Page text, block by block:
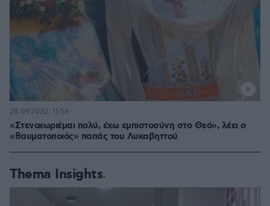
«Στενοχωριέμαι πολύ, έχω εμπιστοσύνη στο Θεό», λέει ο
«θαυματοποιός» παπάς του Λυκαβηττού
28.09.2022, 11:56
Thema Insights